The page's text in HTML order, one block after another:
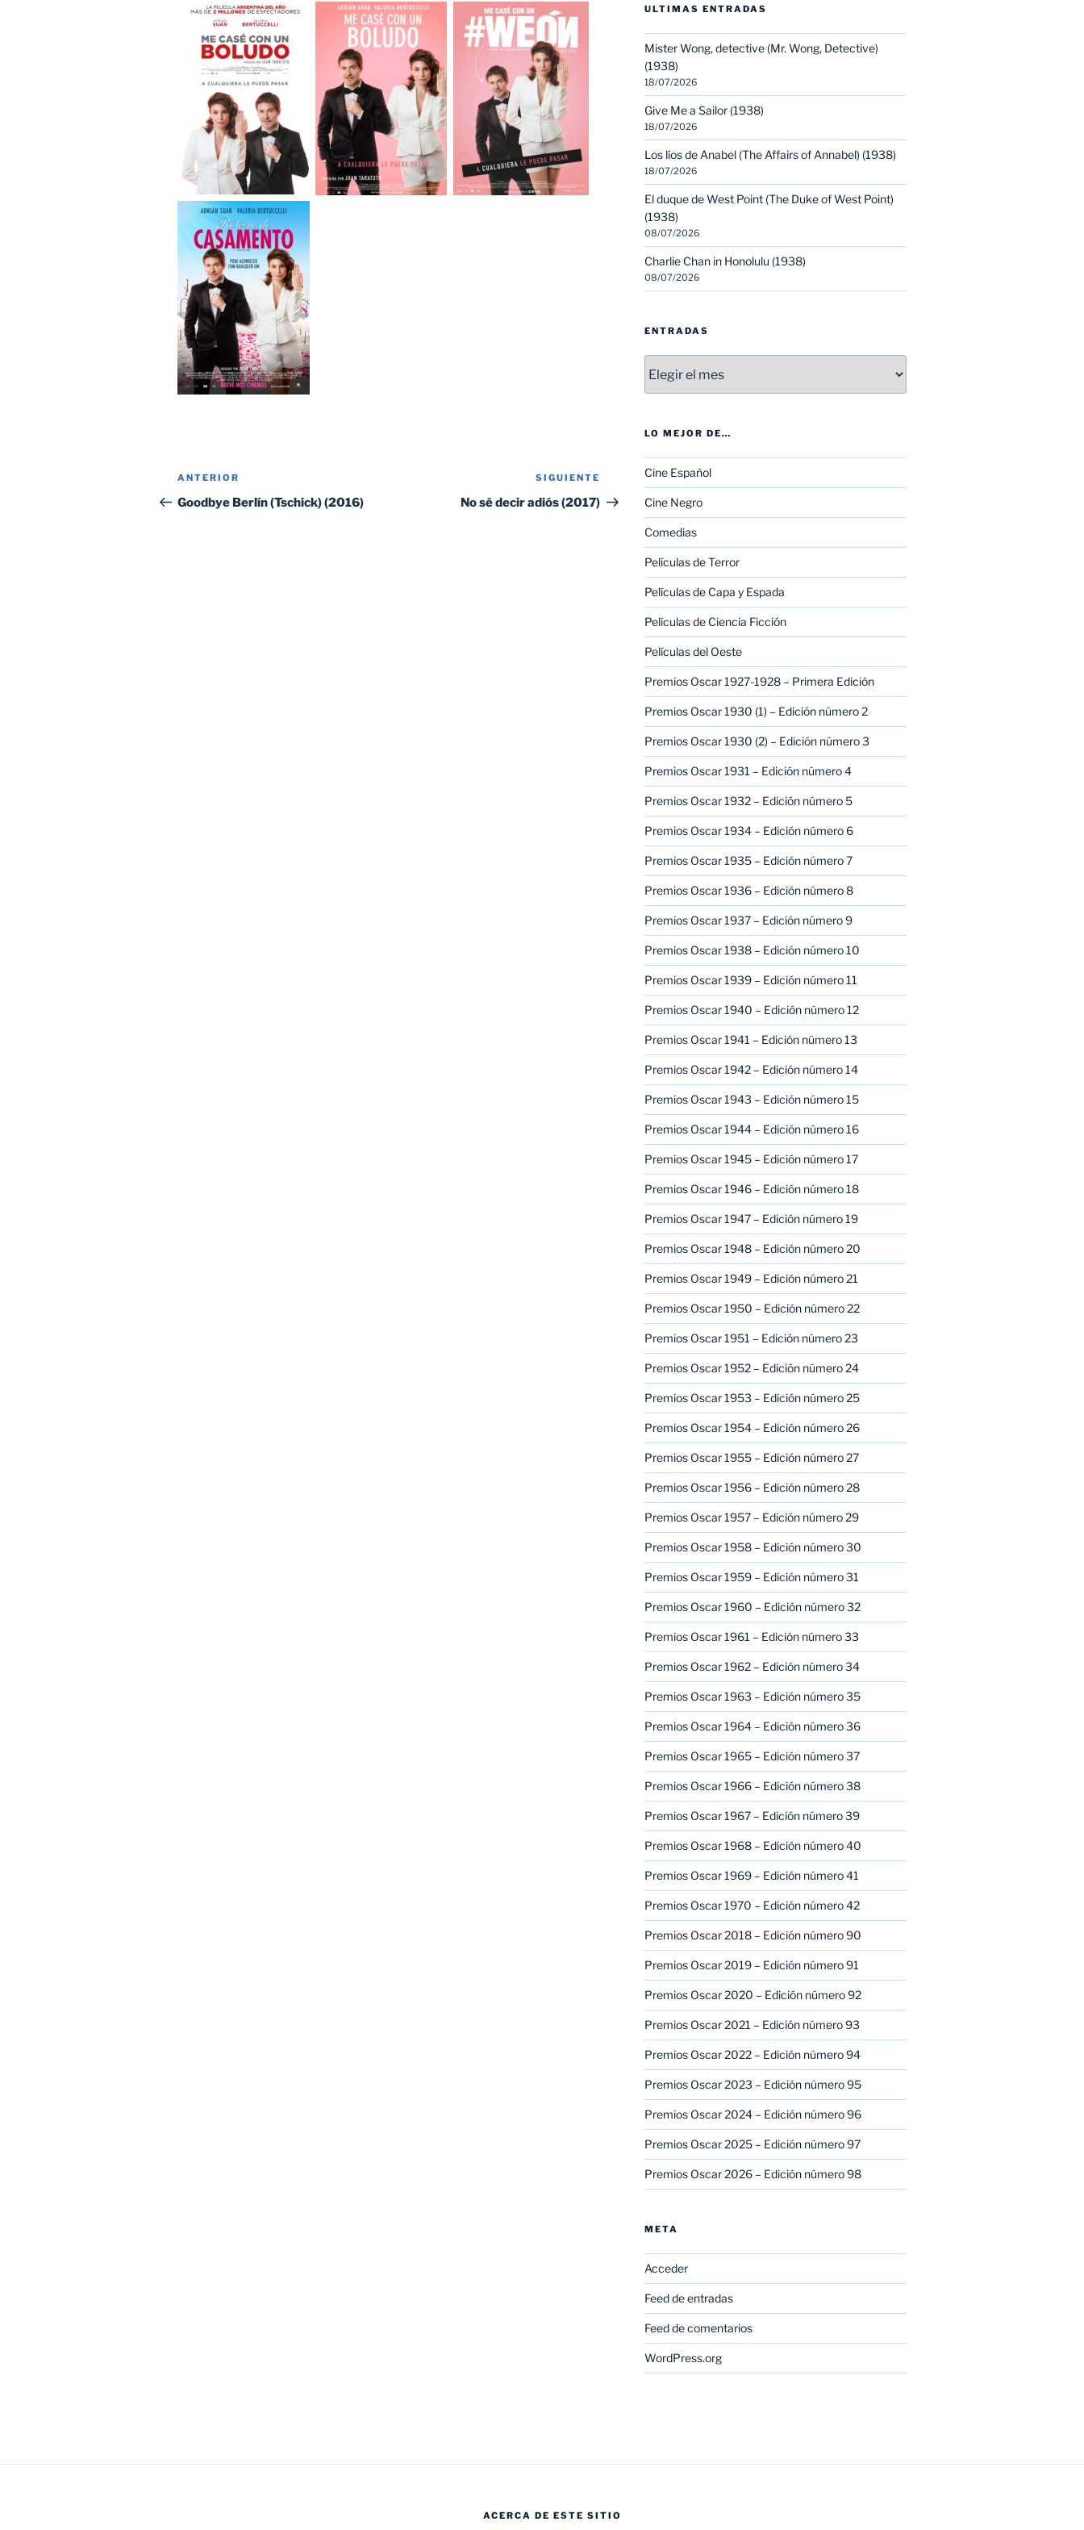
Navegación
de
Entrada
anterior:
ANTERIOR
Goodbye Berlín (Tschick) (2016)
Siguiente
entrada
SIGUIENTE
No sé decir adiós (2017)
ULTIMAS ENTRADAS
Mister Wong, detective (Mr. Wong, Detective)
(1938)
18/07/2026
Give Me a Sailor (1938)
18/07/2026
Los líos de Anabel (The Affairs of Annabel) (1938)
18/07/2026
El duque de West Point (The Duke of West Point)
(1938)
08/07/2026
Charlie Chan in Honolulu (1938)
08/07/2026
ENTRADAS
LO MEJOR DE…
Cine Español
Cine Negro
Comedias
Películas de Terror
Películas de Capa y Espada
Películas de Ciencia Ficción
Películas del Oeste
Premios Oscar 1927-1928 – Primera Edición
Premios Oscar 1930 (1) – Edición número 2
Premios Oscar 1930 (2) – Edición número 3
Premios Oscar 1931 – Edición número 4
Premios Oscar 1932 – Edición número 5
Premios Oscar 1934 – Edición número 6
Premios Oscar 1935 – Edición número 7
Premios Oscar 1936 – Edición número 8
Premios Oscar 1937 – Edición número 9
Premios Oscar 1938 – Edición número 10
Premios Oscar 1939 – Edición número 11
Premios Oscar 1940 – Edición número 12
Premios Oscar 1941 – Edición número 13
Premios Oscar 1942 – Edición número 14
Premios Oscar 1943 – Edición número 15
Premios Oscar 1944 – Edición número 16
Premios Oscar 1945 – Edición número 17
Premios Oscar 1946 – Edición número 18
Premios Oscar 1947 – Edición número 19
Premios Oscar 1948 – Edición número 20
Premios Oscar 1949 – Edición número 21
Premios Oscar 1950 – Edición número 22
Premios Oscar 1951 – Edición número 23
Premios Oscar 1952 – Edición número 24
Premios Oscar 1953 – Edición número 25
Premios Oscar 1954 – Edición número 26
Premios Oscar 1955 – Edición número 27
Premios Oscar 1956 – Edición número 28
Premios Oscar 1957 – Edición número 29
Premios Oscar 1958 – Edición número 30
Premios Oscar 1959 – Edición número 31
Premios Oscar 1960 – Edición número 32
Premios Oscar 1961 – Edición número 33
Premios Oscar 1962 – Edición número 34
Premios Oscar 1963 – Edición número 35
Premios Oscar 1964 – Edición número 36
Premios Oscar 1965 – Edición número 37
Premios Oscar 1966 – Edición número 38
Premios Oscar 1967 – Edición número 39
Premios Oscar 1968 – Edición número 40
Premios Oscar 1969 – Edición número 41
Premios Oscar 1970 – Edición número 42
Premios Oscar 2018 – Edición número 90
Premios Oscar 2019 – Edición número 91
Premios Oscar 2020 – Edición número 92
Premios Oscar 2021 – Edición número 93
Premios Oscar 2022 – Edición número 94
Premios Oscar 2023 – Edición número 95
Premios Oscar 2024 – Edición número 96
Premios Oscar 2025 – Edición número 97
Premios Oscar 2026 – Edición número 98
META
Acceder
Feed de entradas
Feed de comentarios
WordPress.org
ACERCA DE ESTE SITIO